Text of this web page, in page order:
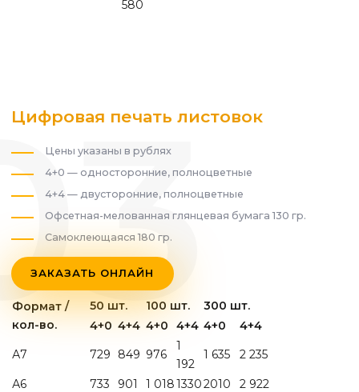
580
Цифровая печать листовок
Цены указаны в рублях
4+0 — односторонние, полноцветные
4+4 — двусторонние, полноцветные
Офсетная-мелованная глянцевая бумага 130 гр.
Самоклеющаяся 180 гр.
ЗАКАЗАТЬ ОНЛАЙН
Формат /
кол-во.
50 шт. 100 шт.
300 шт.
4+0 4+4 4+0 4+4 4+0
4+4
А7
729 849 976
1
192
1 635 2 235
А6 733 901 1 01813302010
2 922